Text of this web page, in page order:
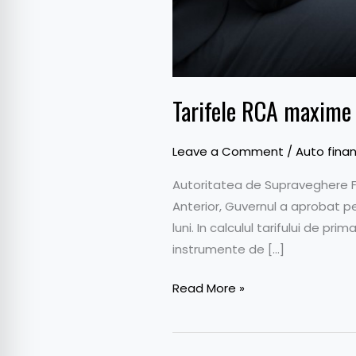
Tarifele RCA
Leave a Comment / Auto
Autoritatea de Supraveghere
Anterior, Guvernul a aprobat
luni. In calculul tarifului de
instrumente de […]
Read More »